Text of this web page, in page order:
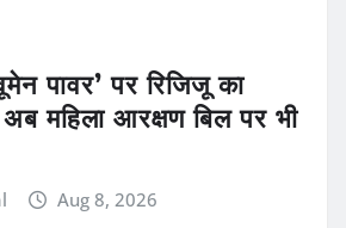
पावर’ पर रिजिजू का
महिला आरक्षण बिल पर भी
Aug 8, 2026